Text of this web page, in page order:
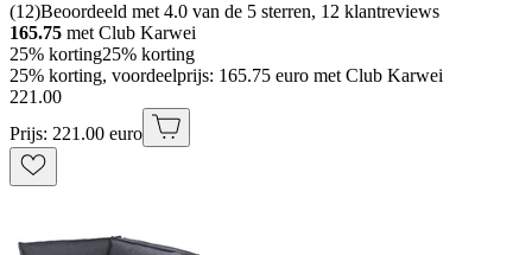
(12)Beoordeeld met 4.0 van de 5 sterren, 12 klantreviews
165.75 met Club Karwei
25% korting25% korting
25% korting, voordeelprijs: 165.75 euro met Club Karwei
221.00
Prijs: 221.00 euro